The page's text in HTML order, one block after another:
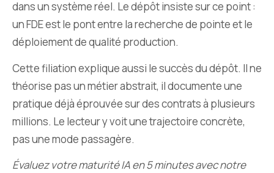
dans un système réel. Le dépôt insiste sur ce point :
un FDE est le pont entre la recherche de pointe et le
déploiement de qualité production.
Cette filiation explique aussi le succès du dépôt. Il ne
théorise pas un métier abstrait, il documente une
pratique déjà éprouvée sur des contrats à plusieurs
millions. Le lecteur y voit une trajectoire concrète,
pas une mode passagère.
Évaluez votre maturité IA en 5 minutes avec notre